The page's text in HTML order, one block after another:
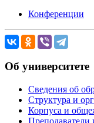
Конференции
Об университете
Сведения об
Структура и
Корпуса и
Преподаватели